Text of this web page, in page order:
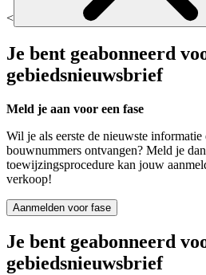
<
Je bent geabonneerd
gebiedsnieuwsbrief
Meld je aan voor een fase
Wil je als eerste de nieuwste
bouwnummers ontvangen? Meld je
toewijzingsprocedure kan jouw
verkoop!
Aanmelden voor fase
Je bent geabonneerd
gebiedsnieuwsbrief